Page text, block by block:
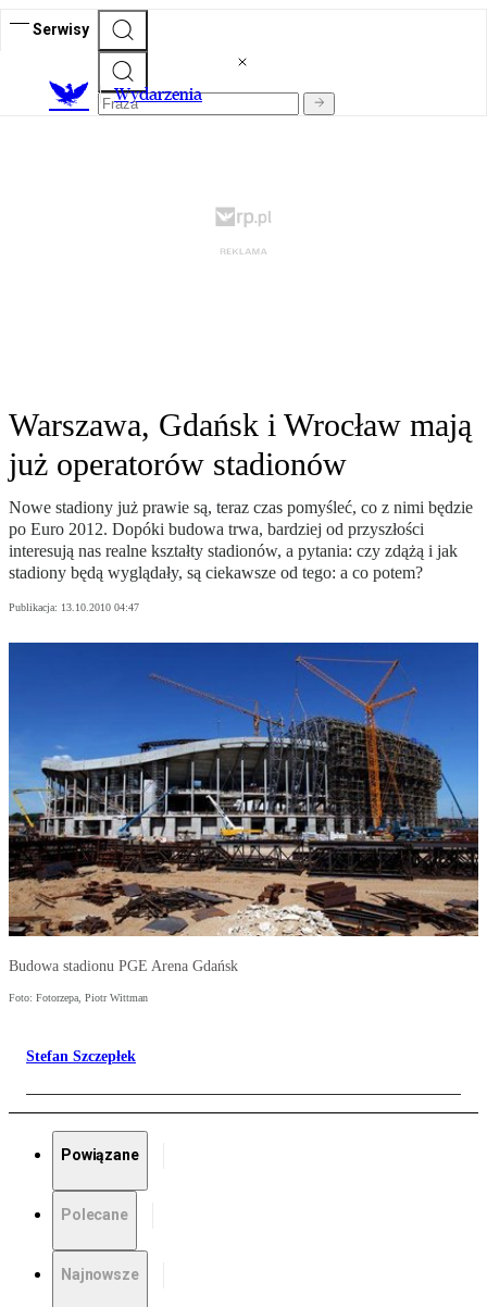
Serwisy
Wydarzenia
Warszawa, Gdańsk i Wrocław mają
już operatorów stadionów
Nowe stadiony już prawie są, teraz czas pomyśleć, co z nimi będzie
po Euro 2012. Dopóki budowa trwa, bardziej od przyszłości
interesują nas realne kształty stadionów, a pytania: czy zdążą i jak
stadiony będą wyglądały, są ciekawsze od tego: a co potem?
Publikacja: 13.10.2010 04:47
Budowa stadionu PGE Arena Gdańsk
Foto: Fotorzepa, Piotr Wittman
Stefan Szczepłek
Powiązane
Polecane
Najnowsze